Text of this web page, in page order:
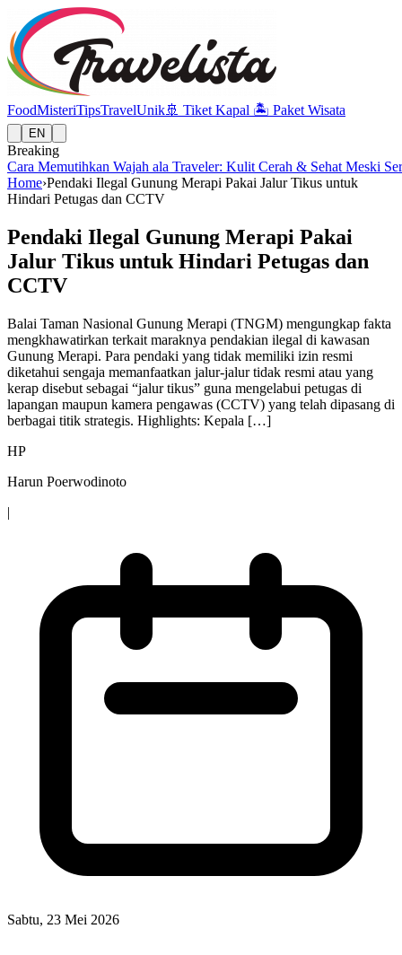
FoodMisteriTipsTravelUnik🚢 Tiket Kapal 🏝️ Paket Wisata
EN
Breaking
Cara Memutihkan Wajah ala Traveler: Kulit Cerah & Sehat Meski
Home›Pendaki Ilegal Gunung Merapi Pakai Jalur Tikus untuk
Hindari Petugas dan CCTV
Pendaki Ilegal Gunung Merapi Pakai
Jalur Tikus untuk Hindari Petugas dan
CCTV
Balai Taman Nasional Gunung Merapi (TNGM) mengungkap fakta
mengkhawatirkan terkait maraknya pendakian ilegal di kawasan
Gunung Merapi. Para pendaki yang tidak memiliki izin resmi
diketahui sengaja memanfaatkan jalur-jalur tidak resmi atau yang
kerap disebut sebagai “jalur tikus” guna mengelabui petugas di
lapangan maupun kamera pengawas (CCTV) yang telah dipasang di
berbagai titik strategis. Highlights: Kepala […]
HP
Harun Poerwodinoto
|
Sabtu, 23 Mei 2026